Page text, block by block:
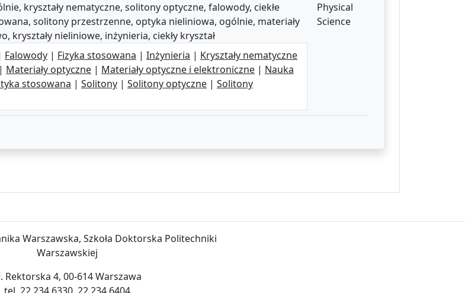
kryształy nematyczne, solitony optyczne, falowody, ciekłe
solitony przestrzenne, optyka nieliniowa, ogólnie, materiały
kryształy nieliniowe, inżynieria, ciekły kryształ
Falowody | Fizyka stosowana | Inżynieria | Kryształy nematyczne
| Materiały optyczne | Materiały optyczne i elektroniczne | Nauka
stosowana | Solitony | Solitony optyczne | Solitony
Physical
Science
Warszawska, Szkoła Doktorska Politechniki
Warszawskiej
Rektorska 4, 00-614 Warszawa